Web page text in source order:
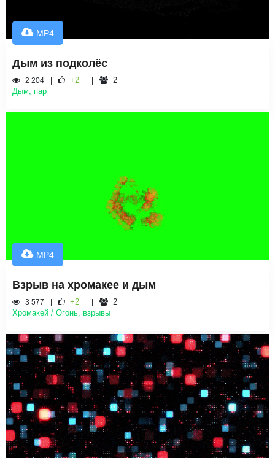
MP4
Дым из подколёс
2 204 +2
2
Дым, пар
MP4
Взрыв на хромакее и дым
3 577 +2
2
Хромакей / Огонь, взрывы